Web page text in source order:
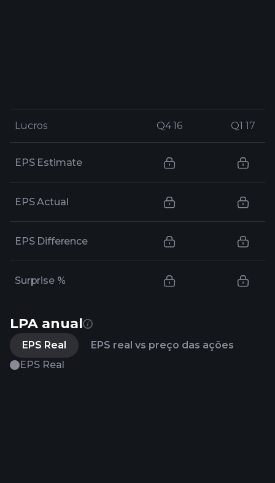
Lucros Q4 16 Q1 17
Lucros Q4 16 Q1 17
EPS Estimate
EPS Actual
EPS Difference
Surprise %
LPA anual
EPS Real
EPS real vs preço das ações
EPS Real